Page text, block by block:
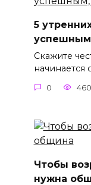
5
Скажите
начинается
0 460
Чтобы
нужна